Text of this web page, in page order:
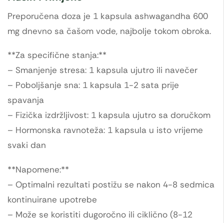
Preporučena doza je 1 kapsula ashwagandha 600
mg dnevno sa čašom vode, najbolje tokom obroka.
**Za specifične stanja:**
– Smanjenje stresa: 1 kapsula ujutro ili navečer
– Poboljšanje sna: 1 kapsula 1-2 sata prije
spavanja
– Fizička izdržljivost: 1 kapsula ujutro sa doručkom
– Hormonska ravnoteža: 1 kapsula u isto vrijeme
svaki dan
**Napomene:**
– Optimalni rezultati postižu se nakon 4-8 sedmica
kontinuirane upotrebe
– Može se koristiti dugoročno ili ciklično (8-12